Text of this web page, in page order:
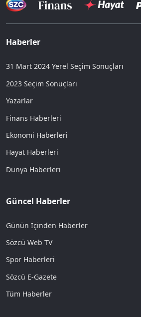
Haberler
31 Mart 2024 Yerel Seçim Sonuçları
2023 Seçim Sonuçları
Yazarlar
Finans Haberleri
Ekonomi Haberleri
Hayat Haberleri
Dünya Haberleri
Güncel Haberler
Günün İçinden Haberler
Sözcü Web TV
Spor Haberleri
Sözcü E-Gazete
Tüm Haberler